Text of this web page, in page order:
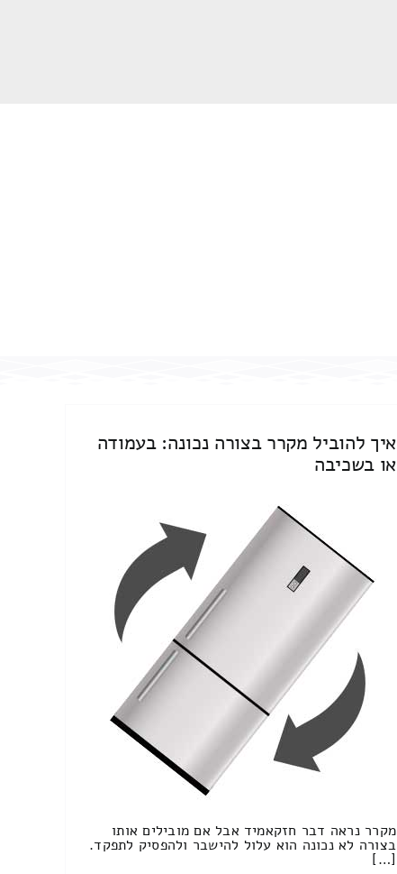
איך להוביל מקרר בצורה נכונה: בעמודה
או בשכיבה
מקרר נראה דבר חזקאמיד אבל אם מובילים אותו
בצורה לא נכונה הוא עלול להישבר ולהפסיק לתפקד.
[…]